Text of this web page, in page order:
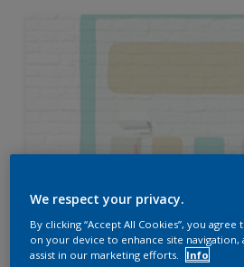
We respect your privacy.
By clicking “Accept All Cookies”, you
on your device to enhance site navigation,
assist in our marketing efforts.
Info